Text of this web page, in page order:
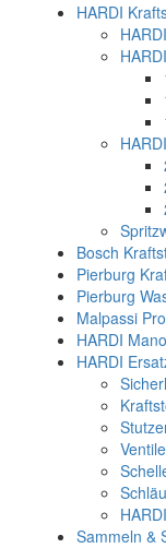
HARDI
Bosch
Pierburg
Pierburg
Malpassi
HARDI
HARDI
Ventile
Sammeln &